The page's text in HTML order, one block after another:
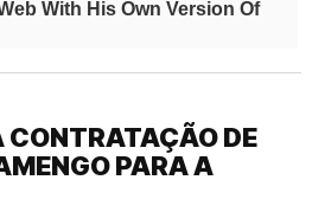
DE
PARA A